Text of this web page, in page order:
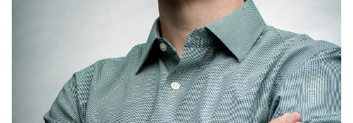
Alexandre Keese
Diretor Comercial e Marketing